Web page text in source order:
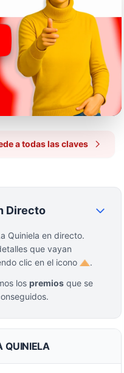
a todas las claves
Directo
Quiniela en directo.
que vayan
clic en el icono
.
los premios que se
QUINIELA